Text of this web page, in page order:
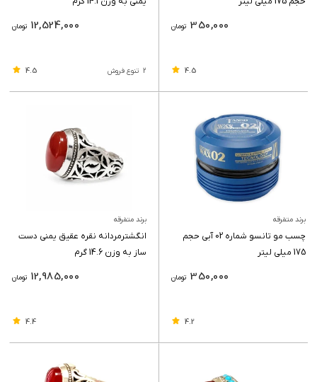
تومان 350,000
4.5
تومان 12,524,000
2 تنوع فروش 4.5
برند متفرقه
چسب مو تانسو شماره 02 آبی حجم
175 میلی لیتر
تومان 350,000
4.2
برند متفرقه
انگشترمردانه نقره عقیق یمنی دست
ساز به وزن 14.6 گرم
تومان 12,985,000
4.4